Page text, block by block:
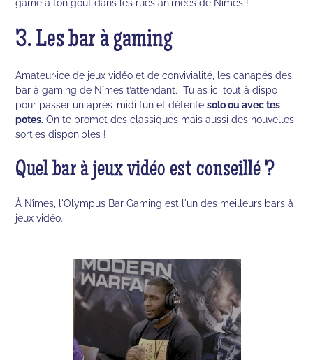
game à ton goût dans les rues animées de Nîmes !
3. Les bar à gaming
Amateur·ice de jeux vidéo et de convivialité, les canapés des
bar à gaming de Nîmes t’attendant. Tu as ici tout à dispo
pour passer un après-midi fun et détentesolo ou avec tes
potes. On te promet des classiques mais aussi des nouvelles
sorties disponibles !
Quel bar à jeux vidéo est conseillé ?
À Nîmes, l'Olympus Bar Gaming est l'un des meilleurs bars à
jeux vidéo.